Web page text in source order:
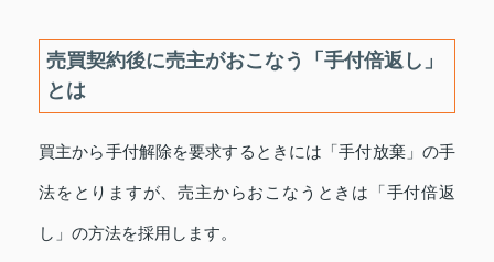
売買契約後に売主がおこなう「手付倍返し」
とは
買主から手付解除を要求するときには「手付放棄」の手
法をとりますが、売主からおこなうときは「手付倍返
し」の方法を採用します。